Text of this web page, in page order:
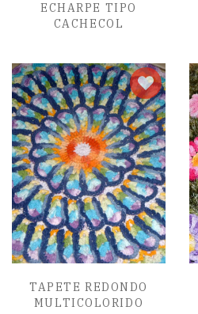
ECHARPE TIPO
CACHECOL
TAPETE REDONDO
MULTICOLORIDO